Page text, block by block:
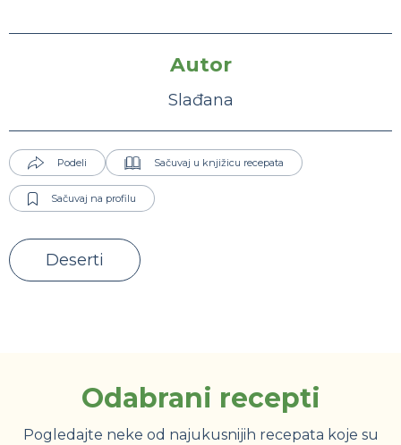
Autor
Slađana
Podeli Sačuvaj u knjižicu recepata
Sačuvaj na profilu
Deserti
Odabrani recepti
Pogledajte neke od najukusnijih recepata koje su